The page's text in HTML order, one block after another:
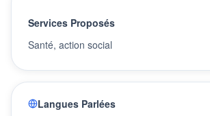
Services Proposés
Santé, action social
Langues Parlées